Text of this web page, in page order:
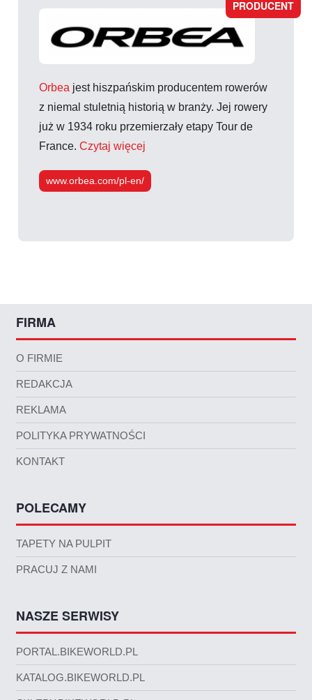
PRODUCENT
Orbea jest hiszpańskim producentem rowerów
z niemal stuletnią historią w branży. Jej rowery
już w 1934 roku przemierzały etapy Tour de
France.Czytaj więcej
www.orbea.com/pl-en/
FIRMA
O FIRMIE
REDAKCJA
REKLAMA
POLITYKA PRYWATNOŚCI
KONTAKT
POLECAMY
TAPETY NA PULPIT
PRACUJ Z NAMI
NASZE SERWISY
PORTAL.BIKEWORLD.PL
KATALOG.BIKEWORLD.PL